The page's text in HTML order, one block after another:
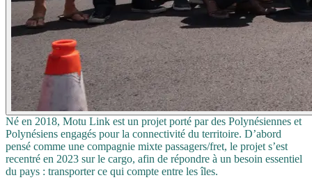
Né en 2018, Motu Link est un projet porté par des Polynésiennes et
Polynésiens engagés pour la connectivité du territoire. D’abord
pensé comme une compagnie mixte passagers/fret, le projet s’est
recentré en 2023 sur le cargo, afin de répondre à un besoin essentiel
du pays : transporter ce qui compte entre les îles.